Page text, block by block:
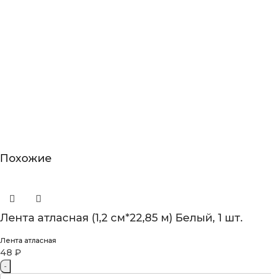
Похожие
Лента атласная (1,2 см*22,85 м) Белый, 1 шт.
Лента атласная
48 ₽